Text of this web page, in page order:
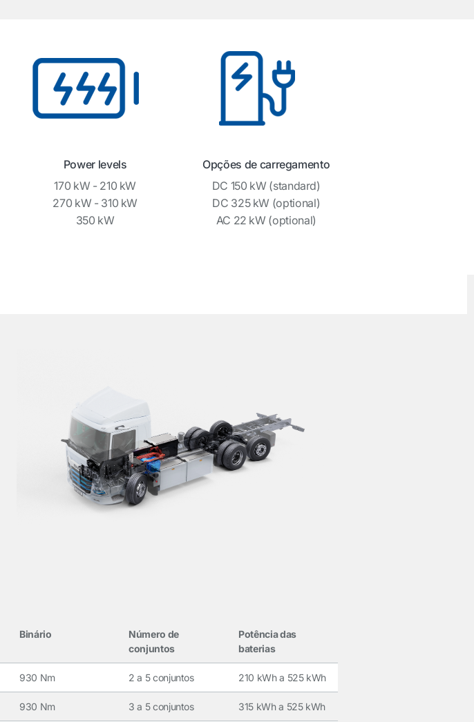
Power levels
170 kW - 210 kW
270 kW - 310 kW
350 kW
Opções de carregamento
DC 150 kW (standard)
DC 325 kW (optional)
AC 22 kW (optional)
Binário
Número de
conjuntos
Potência das
baterias
930 Nm 2 a 5 conjuntos 210 kWh a 525 kWh
930 Nm 3 a 5 conjuntos 315 kWh a 525 kWh